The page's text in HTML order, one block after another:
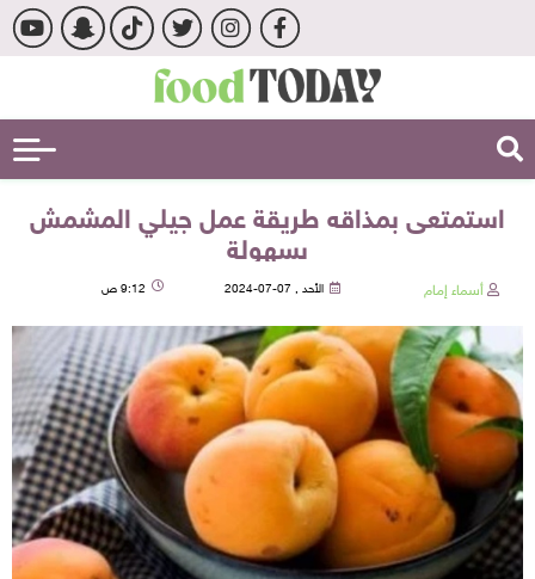
استمتعى بمذاقه طريقة عمل جيلي المشمش
بسهولة
أسماء إمام الأحد , 07-07-2024 9:12 ص